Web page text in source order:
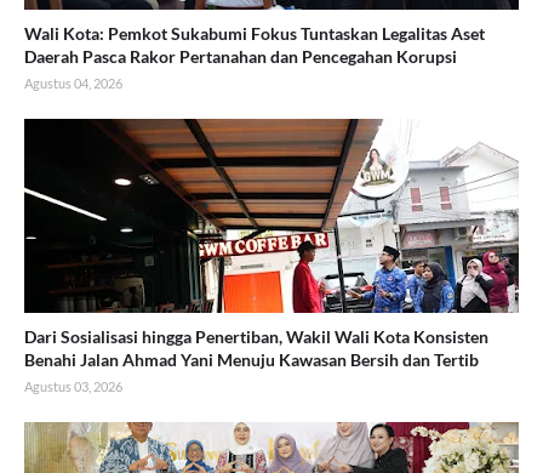
Wali Kota: Pemkot Sukabumi Fokus Tuntaskan Legalitas Aset
Daerah Pasca Rakor Pertanahan dan Pencegahan Korupsi
Agustus 04, 2026
Dari Sosialisasi hingga Penertiban, Wakil Wali Kota Konsisten
Benahi Jalan Ahmad Yani Menuju Kawasan Bersih dan Tertib
Agustus 03, 2026